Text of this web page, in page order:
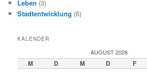
Leben (3)
Stadtentwicklung (6)
KALENDER
AUGUST 2026
M D M D F